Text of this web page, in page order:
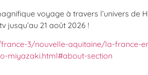
voyage à travers l’univers de
jusqu’au 21 août 2026 !
3/nouvelle-aquitaine/la-france-
miyazaki.html#about-section